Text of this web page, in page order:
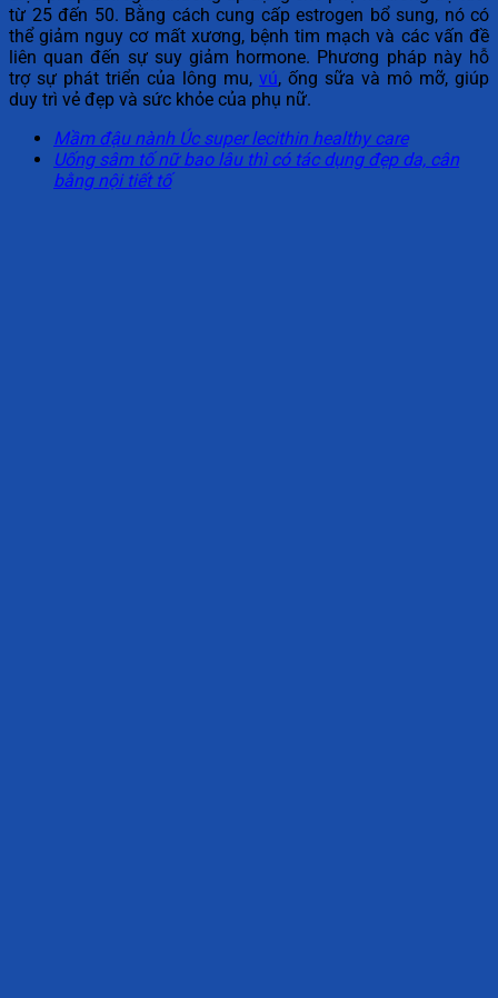
từ 25 đến 50. Bằng cách cung cấp estrogen bổ sung, nó có
thể giảm nguy cơ mất xương, bệnh tim mạch và các vấn đề
liên quan đến sự suy giảm hormone. Phương pháp này hỗ
trợ sự phát triển của lông mu, vú, ống sữa và mô mỡ, giúp
duy trì vẻ đẹp và sức khỏe của phụ nữ.
Mầm đậu nành Úc super lecithin healthy care
Uống sâm tố nữ bao lâu thì có tác dụng đẹp da, cân
bằng nội tiết tố